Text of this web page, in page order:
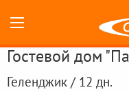
Гостевой дом
Геленджик / 12 дн.